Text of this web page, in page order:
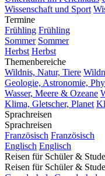
Wissenschaft und Sport
Termine
Frühling Frühling
Sommer Sommer
Herbst Herbst
Themenbereiche
Wildnis, Natur, Tiere
Geologie, Astronomie,
Wasser, Meere & Ozeane
Klima, Gletscher, Planet
Sprachreisen
Sprachreisen
Französisch Französisch
Englisch Englisch
Reisen für Schüler &
Reisen für Schüler &